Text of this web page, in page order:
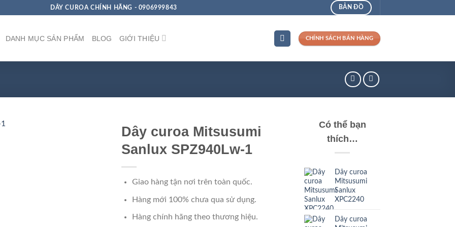
DÂY CUROA CHÍNH HÃNG - 0906999843 BẢN ĐỒ
DANH MỤC SẢN PHẨM BLOG GIỚI THIỆU CHÍNH SÁCH BÁN HÀNG
Dây curoa Mitsusumi
Sanlux SPZ940Lw-1
Giao hàng tận nơi trên toàn quốc.
Hàng mới 100% chưa qua sử dụng.
Hàng chính hãng theo thương hiệu.
Có thể bạn
thích…
Dây curoa
Mitsusumi
Sanlux
XPC2240
Dây curoa